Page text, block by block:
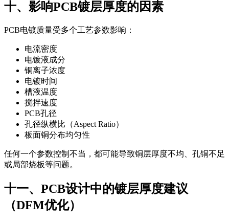
十、影响PCB镀层厚度的因素
PCB电镀质量受多个工艺参数影响：
电流密度
电镀液成分
铜离子浓度
电镀时间
槽液温度
搅拌速度
PCB孔径
孔径纵横比（Aspect Ratio）
板面铜分布均匀性
任何一个参数控制不当，都可能导致铜层厚度不均、孔铜不足
或局部烧板等问题。
十一、PCB设计中的镀层厚度建议
（DFM优化）